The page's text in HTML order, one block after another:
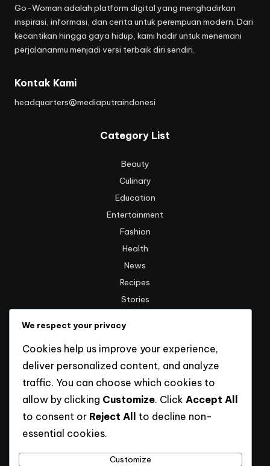
Go-Woman adalah platform digital yang menghadirkan
inspirasi, informasi, dan cerita untuk perempuan modern. Dari
kecantikan hingga gaya hidup, kami hadir untuk menemani
perjalananmu menjadi versi terbaik diri sendiri.
Kontak Kami
headquarters@mediaputraindonesi
Category List
Beauty
Culinary
Education
Entertainment
Fashion
Health
News
Recipes
Stories
Travel
Uncategorized
Hak Cipta
Kebijakan Privasi
Tentang Kami
We respect your privacy
Cookies help us improve your experience,
deliver personalized content, and analyze
traffic. You can choose which cookies to
allow by clicking Customize. Click Accept All
to consent or Reject All
to decline non-
essential cookies.
Customize